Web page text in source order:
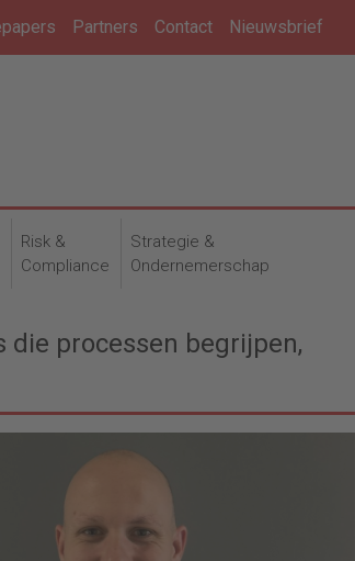
Partners Contact Nieuwsbrief
Risk &
Compliance
Strategie &
Ondernemerschap
die processen begrijpen,